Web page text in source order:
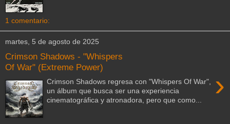
1 comentario:
martes, 5 de agosto de 2025
Crimson Shadows - "Whispers
Of War" (Extreme Power)
›
Crimson Shadows regresa con "Whispers Of War",
un álbum que busca ser una experiencia
cinematográfica y atronadora, pero que como...